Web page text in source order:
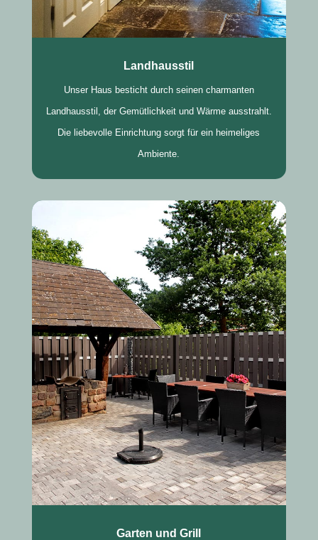
Landhausstil
Unser Haus besticht durch seinen charmanten
Landhausstil, der Gemütlichkeit und Wärme ausstrahlt.
Die liebevolle Einrichtung sorgt für ein heimeliges
Ambiente.
Garten und Grill